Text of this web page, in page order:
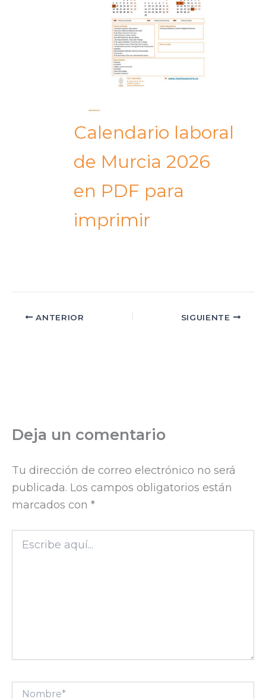
Calendario laboral
de Murcia 2026
en PDF para
imprimir​
ANTERIOR SIGUIENTE
Deja un comentario
Tu dirección de correo electrónico no será
publicada. Los campos obligatorios están
marcados con *
aquí...
Nombre*